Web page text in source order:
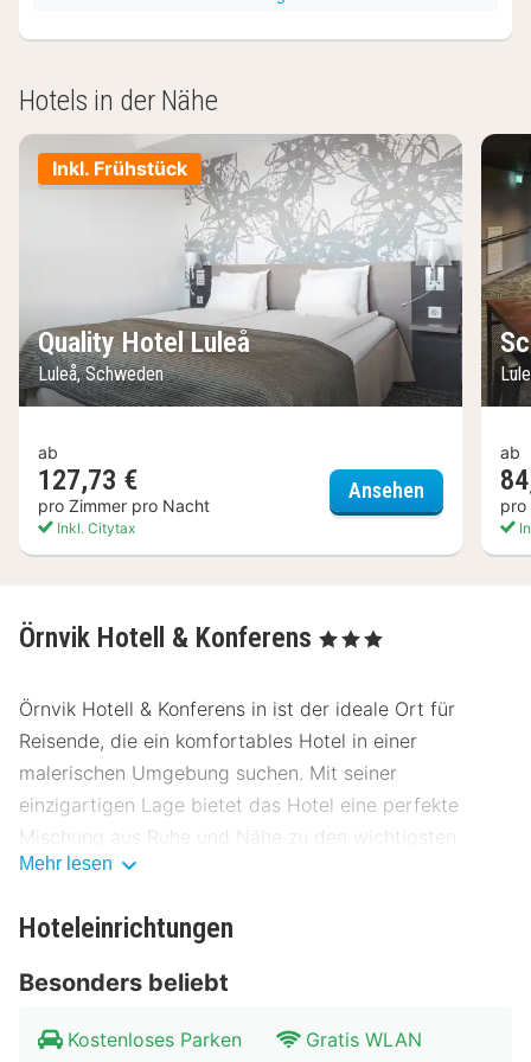
Hotels in der Nähe
Inkl. Frühstück
Quality Hotel Luleå
Luleå, Schweden
ab
127,73 €
pro Zimmer pro Nacht
Inkl. Citytax
Ansehen Quality
ab
pro
Örnvik Hotell & Konferens , 3 Sterne
Örnvik Hotell & Konferens in ist der ideale Ort für
Reisende, die ein komfortables Hotel in einer
malerischen Umgebung suchen. Mit seiner
einzigartigen Lage bietet das Hotel eine perfekte
Mischung aus Ruhe und Nähe zu den wichtigsten
Sehenswürdigkeiten der Region.
Lage Örnvik Hotell & Konferens
Kilometer vom Stadtzentrum entfernt und bietet
einfachen Zugang zu den wichtigsten Attraktionen. In
Mehr lesen
Hoteleinrichtungen
Besonders beliebt
Kostenloses Parken
Gratis WLAN